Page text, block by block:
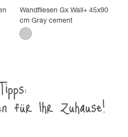
Wandfliesen Gx Wall+ 45x90
cm Gray cement
Farbe
Zement
für Ihr Zuhause!